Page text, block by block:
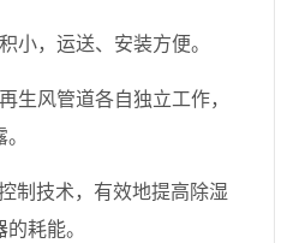
小，运送、安装方便。
生风管道各自独立工作，
制技术，有效地提高除湿
耗能。